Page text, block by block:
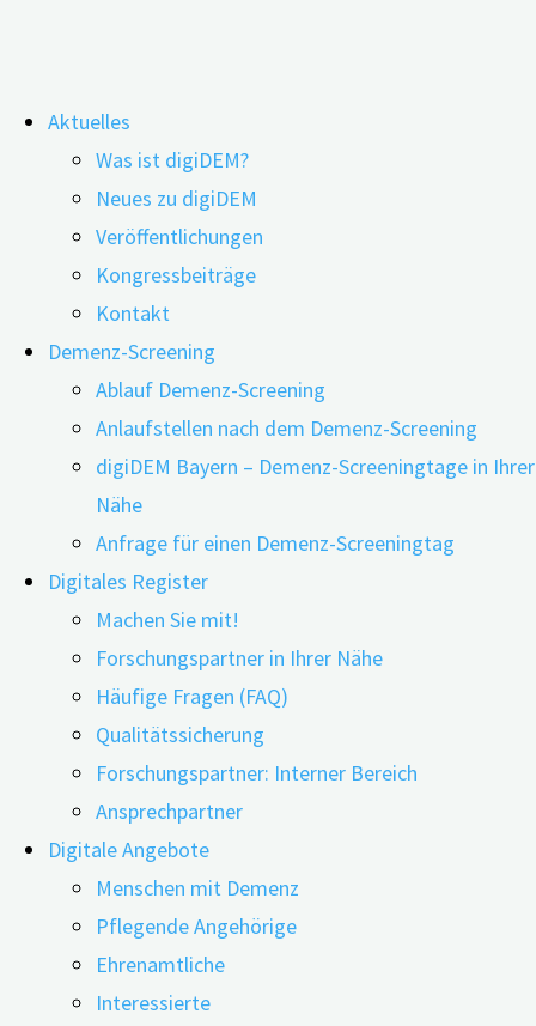
Inhalt
springen
Aktuelles
Was ist digiDEM?
Neues zu digiDEM
Veröffentlichungen
Kongressbeiträge
Kontakt
Demenz-Screening
Ablauf Demenz-Screening
Anlaufstellen nach dem Demenz-Screening
digiDEM Bayern – Demenz-Screeningtage in Ihrer
Nähe
Anfrage für einen Demenz-Screeningtag
Digitales Register
Machen Sie mit!
Forschungspartner in Ihrer Nähe
Häufige Fragen (FAQ)
Qualitätssicherung
Forschungspartner: Interner Bereich
Ansprechpartner
Digitale Angebote
Menschen mit Demenz
Pflegende Angehörige
Ehrenamtliche
Interessierte
Webinar: Erinnerungsarbeit digital –
Neue Ansätze in der
Reminiszenztherapie
03.03.2025
Digitale Technologien eröffnen neue Möglichkeiten in
der therapeutischen Arbeit mit älteren Menschen –
insbesondere in der Erinnerungsarbeit. Im Rahmen
lebensgeschichtlich orientierter Gespräche sollen mit
Hilfe von Bildern, Videos und Gegenständen persönliche
Erinnerungen wachgerufen werden. Somit kann die
geistige Aktivität gefördert und das Wohlbefinden von
Menschen mit Gedächtnisbeeinträchtigungen gesteigert